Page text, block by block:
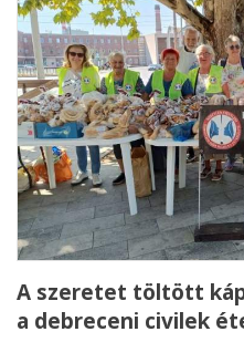
A szeretet töltött
a debreceni civilek